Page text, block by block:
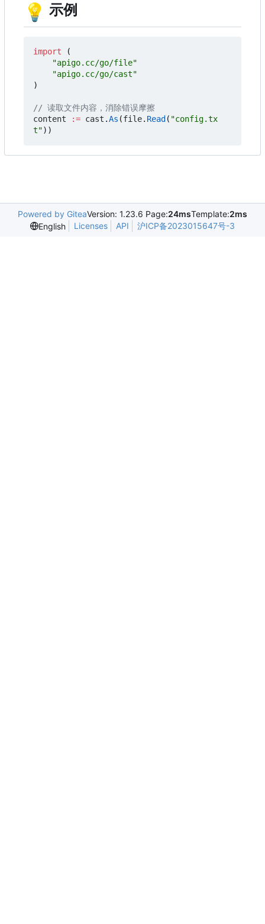
💡 示例
import
(
"apigo.cc/go/file"
"apigo.cc/go/cast"
)
// 读取文件内容，消除错误摩擦
content
:= cast .As (file. Read ( "config.tx
t"))
Powered by GiteaVersion: 1.23.6 Page:24msTemplate:2ms
English
Licenses API 沪ICP备2023015647号-3